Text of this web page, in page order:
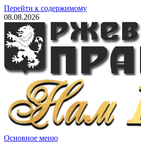
Перейти к содержимому
08.08.2026
Основное меню